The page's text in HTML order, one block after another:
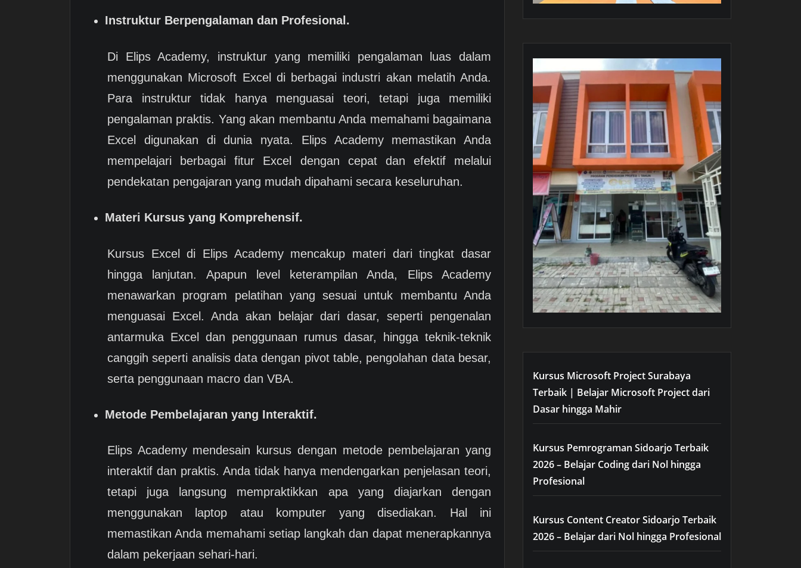
Instruktur Berpengalaman dan Profesional.
Di Elips Academy, instruktur yang memiliki pengalaman luas dalam
menggunakan Microsoft Excel di berbagai industri akan melatih Anda.
Para instruktur tidak hanya menguasai teori, tetapi juga memiliki
pengalaman praktis. Yang akan membantu Anda memahami bagaimana
Excel digunakan di dunia nyata. Elips Academy memastikan Anda
mempelajari berbagai fitur Excel dengan cepat dan efektif melalui
pendekatan pengajaran yang mudah dipahami secara keseluruhan.
Materi Kursus yang Komprehensif.
Kursus Excel di Elips Academy mencakup materi dari tingkat dasar
hingga lanjutan. Apapun level keterampilan Anda, Elips Academy
menawarkan program pelatihan yang sesuai untuk membantu Anda
menguasai Excel. Anda akan belajar dari dasar, seperti pengenalan
antarmuka Excel dan penggunaan rumus dasar, hingga teknik-teknik
canggih seperti analisis data dengan pivot table, pengolahan data besar,
serta penggunaan macro dan VBA.
Metode Pembelajaran yang Interaktif.
Elips Academy mendesain kursus dengan metode pembelajaran yang
interaktif dan praktis. Anda tidak hanya mendengarkan penjelasan teori,
tetapi juga langsung mempraktikkan apa yang diajarkan dengan
menggunakan laptop atau komputer yang disediakan. Hal ini
memastikan Anda memahami setiap langkah dan dapat menerapkannya
dalam pekerjaan sehari-hari.
Kursus Microsoft Project Surabaya
Terbaik | Belajar Microsoft Project dari
Dasar hingga Mahir
Kursus Pemrograman Sidoarjo Terbaik
2026 – Belajar Coding dari Nol hingga
Profesional
Kursus Content Creator Sidoarjo Terbaik
2026 – Belajar dari Nol hingga Profesional